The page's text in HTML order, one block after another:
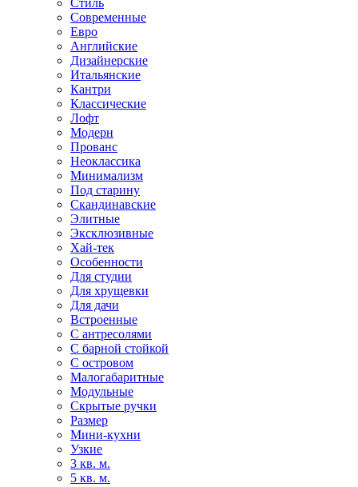
Стиль
Современные
Евро
Английские
Дизайнерские
Итальянские
Кантри
Классические
Лофт
Модерн
Прованс
Неоклассика
Минимализм
Под старину
Скандинавские
Элитные
Эксклюзивные
Хай-тек
Особенности
Для студии
Для хрущевки
Для дачи
Встроенные
С антресолями
С барной стойкой
С островом
Малогабаритные
Модульные
Скрытые ручки
Размер
Мини-кухни
Узкие
3 кв. м.
5 кв. м.